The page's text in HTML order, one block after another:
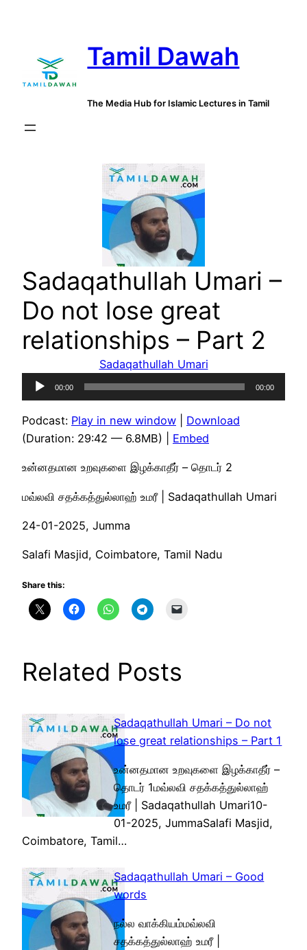
Tamil Dawah
The Media Hub for Islamic Lectures in Tamil
Sadaqathullah Umari –
Do not lose great
relationships – Part 2
Sadaqathullah Umari
Audio
Player
00:00 00:00
Podcast: Play in new window
Download
(Duration: 29:42 — 6.8MB) | Embed
உன்னதமான உறவுகளை இழக்காதீர் – தொடர் 2
மவ்லவி சதக்கத்துல்லாஹ் உமரீ | Sadaqathullah Umari
24-01-2025, Jumma
Salafi Masjid, Coimbatore, Tamil Nadu
Share this:
Related Posts
Sadaqathullah Umari – Do not
lose great relationships – Part 1
உன்னதமான உறவுகளை இழக்காதீர் –
தொடர் 1மவ்லவி சதக்கத்துல்லாஹ்
உமரீ | Sadaqathullah Umari10-
01-2025, JummaSalafi Masjid,
Coimbatore, Tamil…
Sadaqathullah Umari – Good
words
நல்ல வாக்கியம்மவ்லவி
சதக்கத்துல்லாஹ் உமரீ |